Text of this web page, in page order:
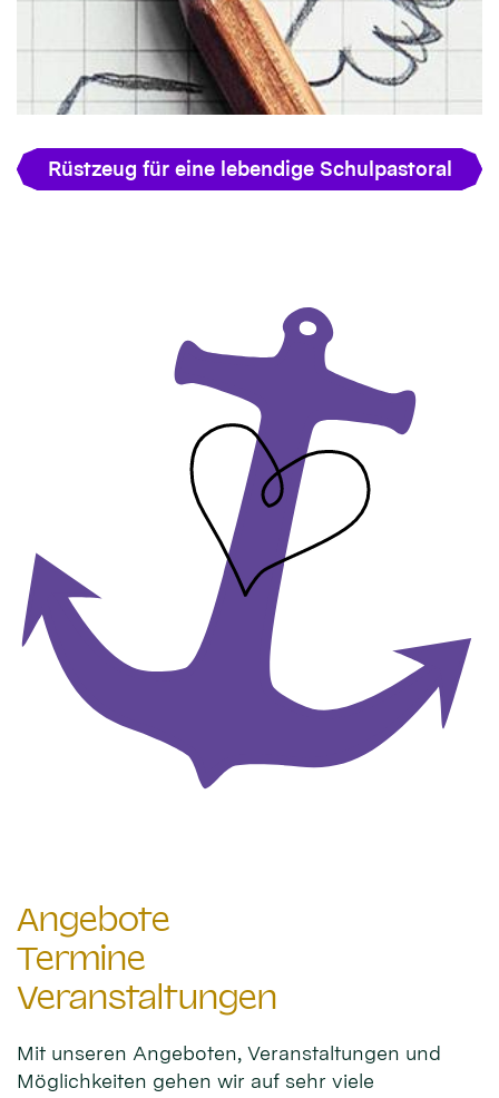
Rüstzeug für eine lebendige Schulpastoral
Angebote
Termine
Veranstaltungen
Mit unseren Angeboten, Veranstaltungen und
Möglichkeiten gehen wir auf sehr viele